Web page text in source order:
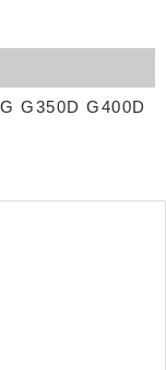
G350D G400D